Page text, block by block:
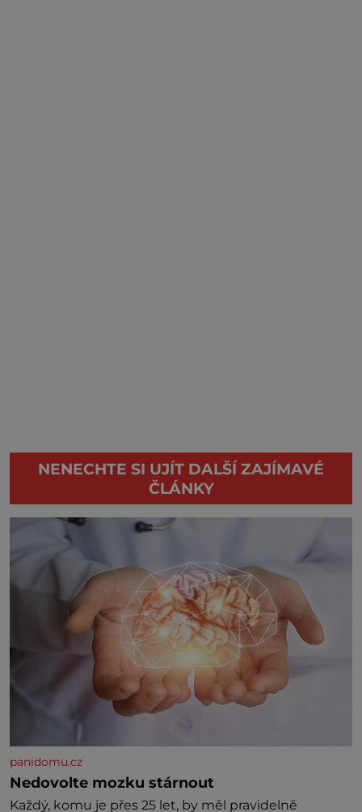
NENECHTE SI UJÍT DALŠÍ ZAJÍMAVÉ
ČLÁNKY
panidomu.cz
Nedovolte mozku stárnout
Každý, komu je přes 25 let, by měl pravidelně